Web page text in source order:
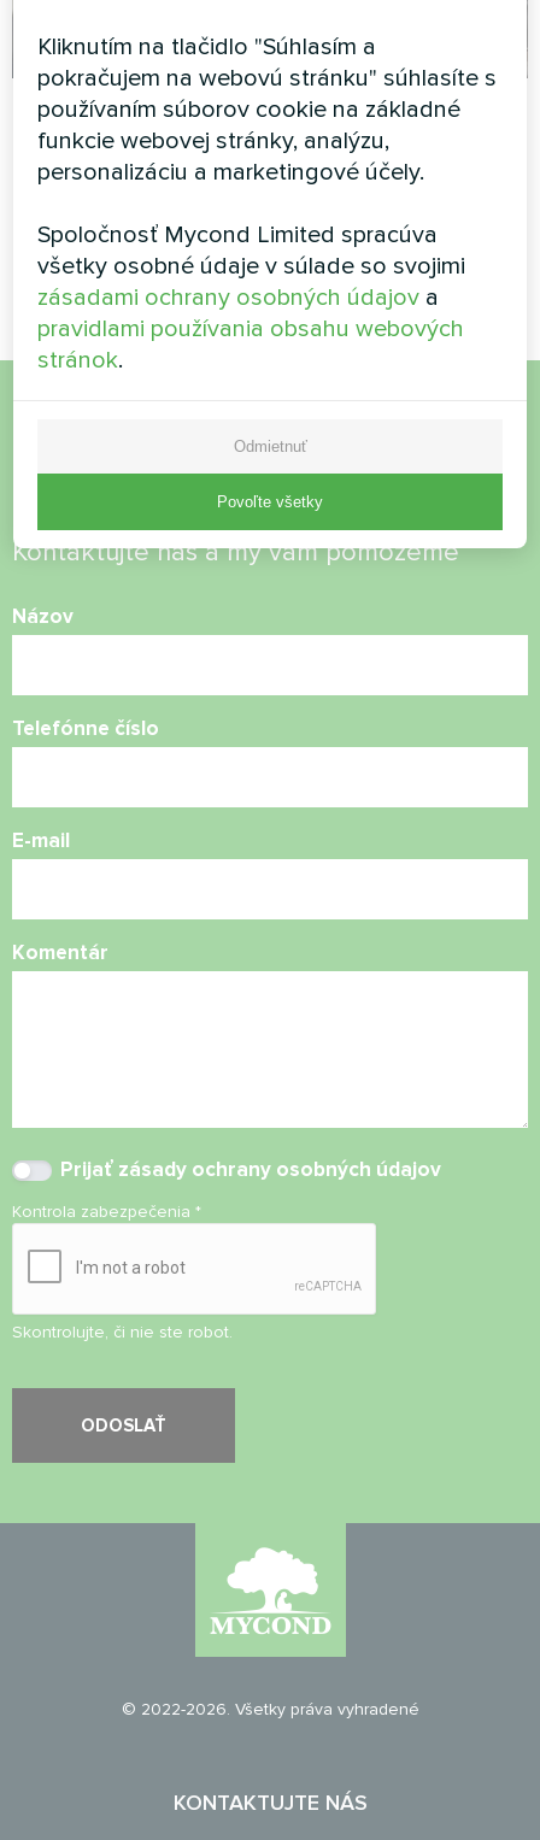
Administratívna
budova
Split tepelné čerpadlo Artic
Kancelária údržby
bývania
Splitové tepelné čerpadlo
tepelné čerpadlo radu Artic
Home Basic
Chcete si kúpiť alebo máte
otázky?
Kontaktujte nás a my vám pomôžeme
Názov
Telefónne číslo
E-mail
Komentár
Prijať zásady ochrany osobných údajov
Kontrola zabezpečenia *
Skontrolujte, či nie ste robot.
© 2022-2026. Všetky práva vyhradené
KONTAKTUJTE NÁS
Kliknutím na tlačidlo "Súhlasím a
pokračujem na webovú stránku" súhlasíte s
používaním súborov cookie na základné
funkcie webovej stránky, analýzu,
personalizáciu a marketingové účely.
Spoločnosť Mycond Limited spracúva
všetky osobné údaje v súlade so svojimi
zásadami ochrany osobných údajov a
pravidlami používania obsahu webových
stránok.
Odmietnuť
Povoľte všetky